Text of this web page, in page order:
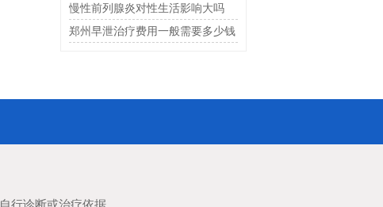
慢性前列腺炎对性生活影响大吗
郑州早泄治疗费用一般需要多少钱
行诊断或治疗依据